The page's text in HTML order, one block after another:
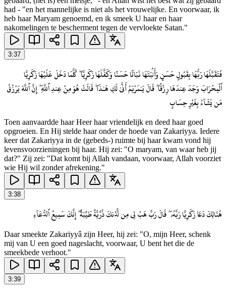
had - "en het mannelijke is niet als het vrouwelijke. En voorwaar, ik
heb haar Maryam genoemd, en ik smeek U haar en haar
nakomelingen te bescherment tegen de vervloekte Satan."
3:37
فَتَقَبَّلَهَا رَبُّهَا بِقَبُولٍ حَسَنٍ وَأَنۢبَتَهَا نَبَاتًا حَسَنًا وَكَفَّلَهَا زَكَرِيَّا ۖ كُلَّمَا دَخَلَ عَلَيْهَا زَكَرِيَّا
ٱلْمِحْرَابَ وَجَدَ عِندَهَا رِزْقًا ۖ قَالَ يَـٰمَرْيَمُ أَنَّىٰ لَكِ هَـٰذَا ۖ قَالَتْ هُوَ مِنْ عِندِ ٱللَّهِ ۖ إِنَّ ٱللَّهَ يَرْزُقُ
مَن يَشَآءُ بِغَيْرِ حِسَابٍ
Toen aanvaardde haar Heer haar vriendelijk en deed haar goed
opgroeien. En Hij stelde haar onder de hoede van Zakariyya. Iedere
keer dat Zakariyya in de (gebeds-) ruimte bij haar kwam vond hij
levensvoorzieningen bij haar. Hij zei: "O maryam, van waar heb jij
dat?" Zij zei: "Dat komt bij Allah vandaan, voorwaar, Allah voorziet
wie Hij wil zonder afrekening."
3:38
هُنَالِكَ دَعَا زَكَرِيَّا رَبَّهُۥ ۖ قَالَ رَبِّ هَبْ لِى مِن لَّدُنكَ ذُرِّيَّةً طَيِّبَةً ۖ إِنَّكَ سَمِيعُ ٱلدُّعَآءِ
Daar smeekte Zakariyyâ zijn Heer, hij zei: "O, mijn Heer, schenk
mij van U een goed nageslacht, voorwaar, U bent het die de
smeekbede verhoot."
3:39